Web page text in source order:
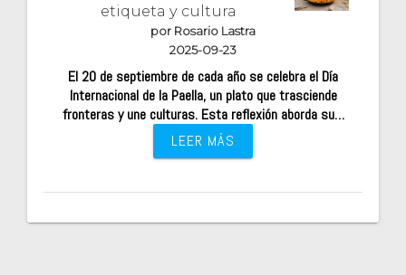
etiqueta y cultura
por Rosario Lastra
2025-09-23
El 20 de septiembre de cada año se celebra el Día
Internacional de la Paella, un plato que trasciende
fronteras y une culturas. Esta reflexión aborda su…
LEER MÁS